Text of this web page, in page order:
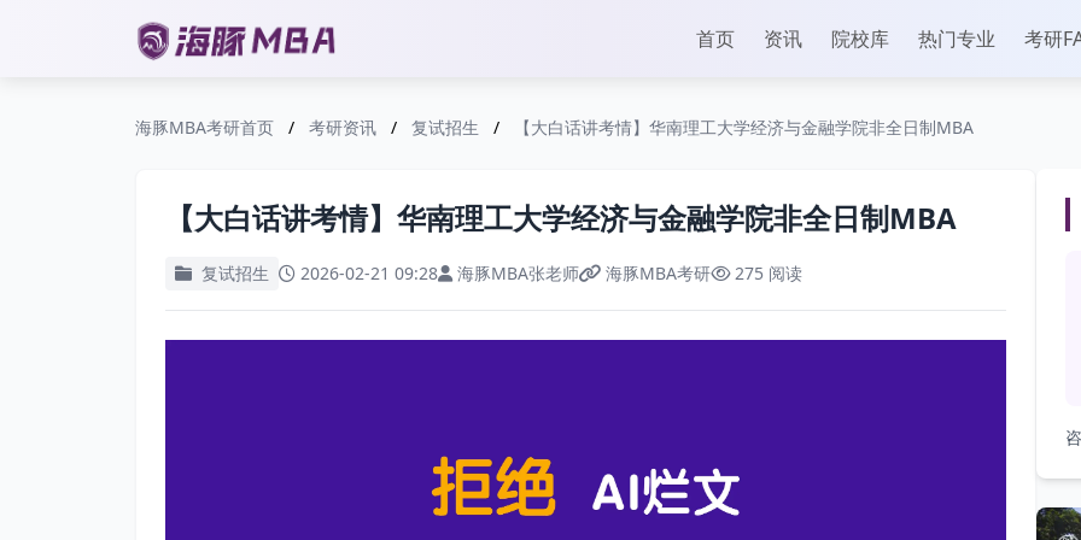
首页 资讯 院校库 热门专业 考研
海豚MBA考研首页 / 考研资讯 / 复试招生 / 【大白话讲考情】华南理工大学经济与金融学院非全日制MBA
【大白话讲考情】华南理工大学经济与金融学院非全日制MBA
复试招生 2026-02-21 09:28 海豚MBA张老师 海豚MBA考研 275 阅读